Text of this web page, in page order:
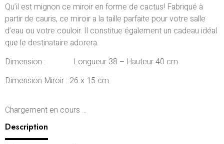
Qu’il est mignon ce miroir en forme de cactus! Fabriqué à
partir de cauris, ce miroir a la taille parfaite pour votre salle
d’eau ou votre couloir. Il constitue également un cadeau idéal
que le destinataire adorera.
Dimension : Longueur 38 – Hauteur 40 cm
Dimension Miroir : 26 x 15 cm
Chargement en cours ...
Description